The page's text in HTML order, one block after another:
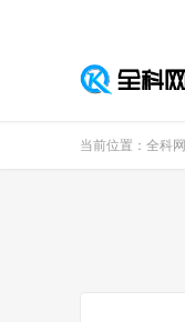
当前位置： 全科网